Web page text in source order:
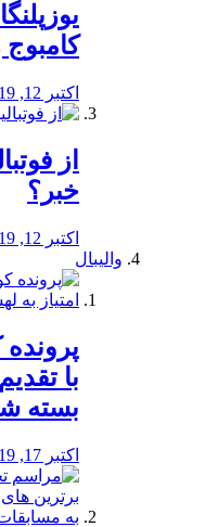
اکتبر 12, 2019
از
خبر؟
اکتبر 12, 2019
والیبال
با
بسته
اکتبر 17, 2019